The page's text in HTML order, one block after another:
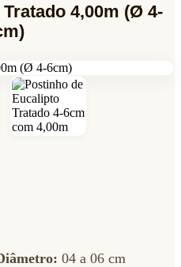
4,00m (Ø 4-
04 a 06 cm